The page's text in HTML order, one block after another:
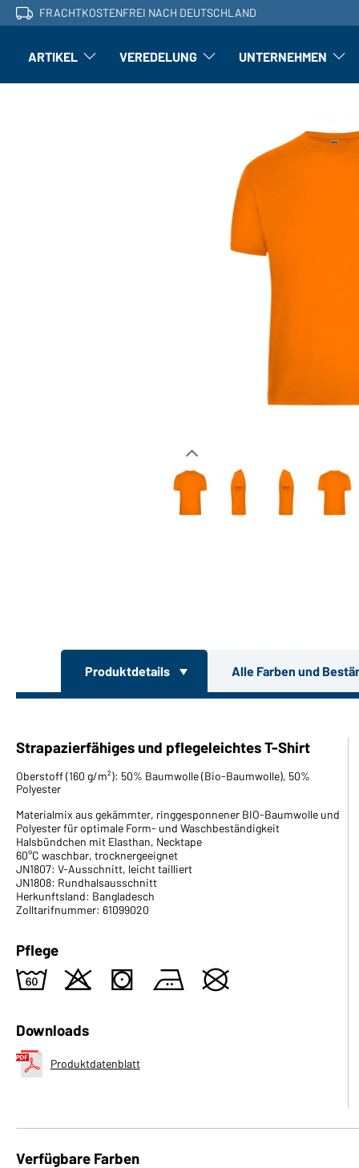
FRACHTKOSTENFREI NACH DEUTSCHLAND
ARTIKEL Artikel: Untermenü öffnen
VEREDELUNG Veredelung: Untermenü öffnen
UNTERNEHMEN
Produktdetails Alle Farben und
Strapazierfähiges und pflegeleichtes T-Shirt
Oberstoff (160 g/m²): 50% Baumwolle (Bio-Baumwolle), 50%
Polyester
Materialmix aus gekämmter, ringgesponnener BIO-Baumwolle und
Polyester für optimale Form- und Waschbeständigkeit
Halsbündchen mit Elasthan, Necktape
60°C waschbar, trocknergeeignet
JN1807: V-Ausschnitt, leicht tailliert
JN1808: Rundhalsausschnitt
Herkunftsland: Bangladesch
Zolltarifnummer: 61099020
Pflege
4 o s b U
Downloads
Produktdatenblatt
Verfügbare Farben